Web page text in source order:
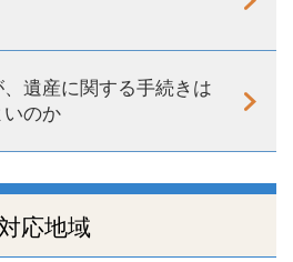
遺産に関する手続きは
いのか
対応地域